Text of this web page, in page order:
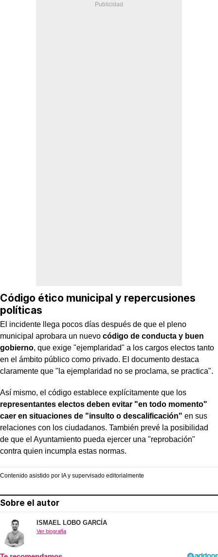
Código ético municipal y repercusiones
políticas
El incidente llega pocos días después de que el pleno
municipal aprobara un nuevo código de conducta y buen
gobierno, que exige "ejemplaridad" a los cargos electos tanto
en el ámbito público como privado. El documento destaca
claramente que "la ejemplaridad no se proclama, se practica".
Así mismo, el código establece explícitamente que los
representantes electos deben evitar "en todo momento"
caer en situaciones de "insulto o descalificación" en sus
relaciones con los ciudadanos. También prevé la posibilidad
de que el Ayuntamiento pueda ejercer una "reprobación"
contra quien incumpla estas normas.
Contenido asistido por IA y supervisado editorialmente
Sobre el autor
ISMAEL LOBO GARCÍA
Ver biografía